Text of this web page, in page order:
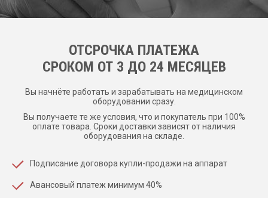
ОТСРОЧКА ПЛАТЕЖА
CРОКОМ ОТ 3 ДО 24 МЕСЯЦЕВ
Вы начнёте работать и зарабатывать на медицинском
оборудовании сразу.
Вы получаете те же условия, что и покупатель при 100%
оплате товара. Сроки доставки зависят от наличия
оборудования на складе.
Подписание договора купли-продажи на аппарат
Авансовый платеж минимум 40%